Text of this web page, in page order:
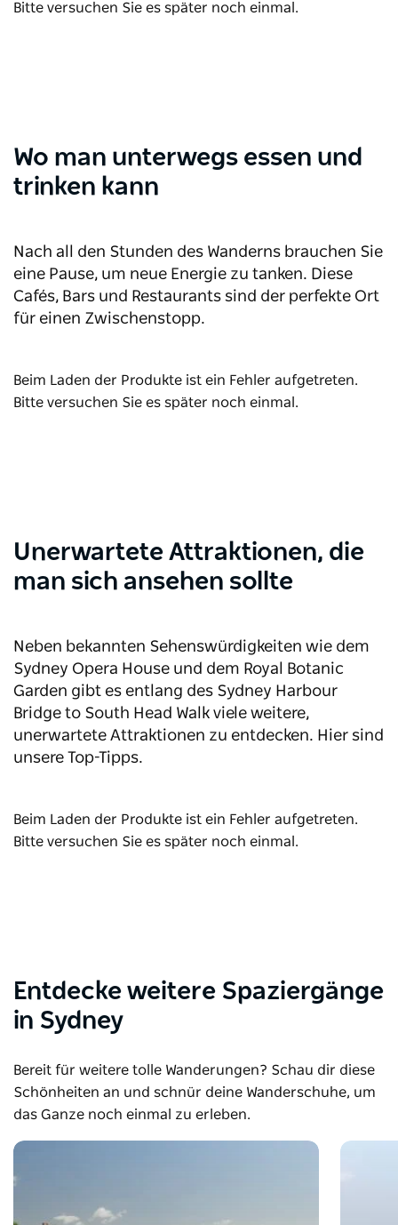
Bitte versuchen Sie es später noch einmal.
Wo man unterwegs essen und
trinken kann
Nach all den Stunden des Wanderns brauchen Sie
eine Pause, um neue Energie zu tanken. Diese
Cafés, Bars und Restaurants sind der perfekte Ort
für einen Zwischenstopp.
Beim Laden der Produkte ist ein Fehler aufgetreten.
Bitte versuchen Sie es später noch einmal.
Unerwartete Attraktionen, die
man sich ansehen sollte
Neben bekannten Sehenswürdigkeiten wie dem
Sydney Opera House und dem Royal Botanic
Garden gibt es entlang des Sydney Harbour
Bridge to South Head Walk viele weitere,
unerwartete Attraktionen zu entdecken. Hier sind
unsere Top-Tipps.
Beim Laden der Produkte ist ein Fehler aufgetreten.
Bitte versuchen Sie es später noch einmal.
Entdecke weitere Spaziergänge
in Sydney
Bereit für weitere tolle Wanderungen? Schau dir diese
Schönheiten an und schnür deine Wanderschuhe, um
das Ganze noch einmal zu erleben.